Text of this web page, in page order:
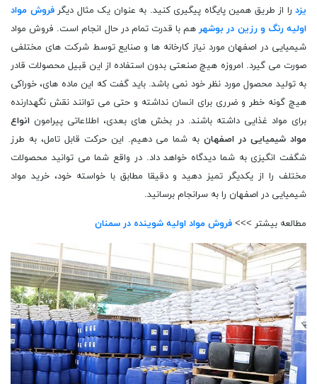
یزد را از طریق همین پایگاه پیگیری کنید. به عنوان یک مثال دیگرفروش مواد
اولیه رنگ و رزین در بوشهرهم با قدرت تمام در حال انجام است. فروش مواد
شیمیایی در اصفهان مورد نیاز کارخانه ها و صنایع توسط شرکت های مختلفی
صورت می گیرد. امروزه هیچ صنعتی بدون استفاده از این قبیل محصولات قادر
به تولید محصول مورد نظر خود نمی باشد. باید گفت که این ماده های، خوراکی
هیچ گونه خطر و ضرری برای انسان نداشته و حتی می توانند نقش نگهدارنده
برای مواد غذایی داشته باشند. در بخش های بعدی، اطلاعاتی پیرامون انواع
مواد شیمیایی در اصفهانبه شما می دهیم. این حرکت قابل تامل، به طرز
شگفت انگیزی به شما دیدگاه خواهد داد. در واقع شما می توانید محصولات
مختلف را از یکدیگر تمیز دهید و دقیقا مطابق با خواسته خود، خرید مواد
شیمیایی در اصفهان را به سرانجام برسانید.
مطالعه بیشتر >>> فروش مواد اولیه شوینده در سمنان